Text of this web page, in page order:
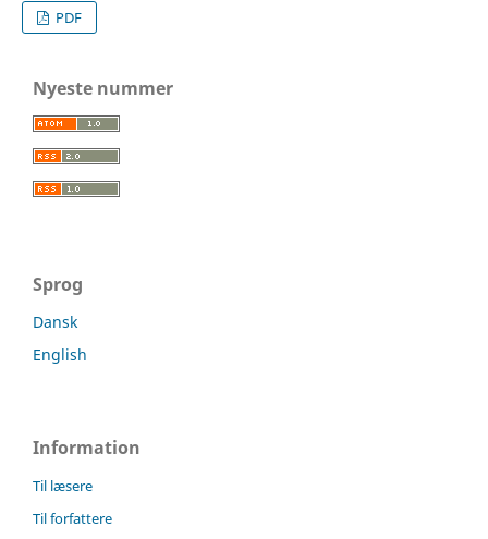
PDF
Nyeste nummer
Sprog
Dansk
English
Information
Til læsere
Til forfattere